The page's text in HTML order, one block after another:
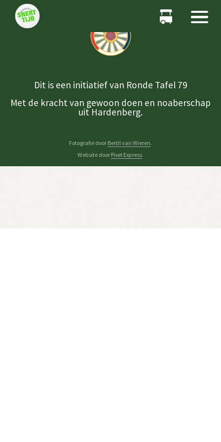
Dit is een initiatief van Ronde Tafel 79
Met de kracht van gewoon doen en noaberschap
uit Hardenberg.
Fotografie door Bertil van Wieren.
Website door Pixel Express.